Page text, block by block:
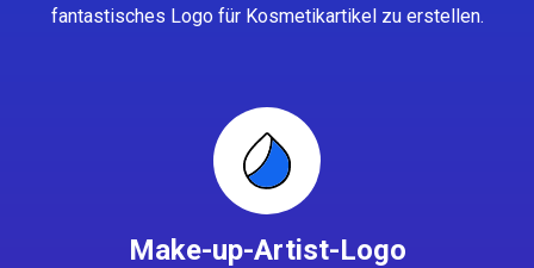
fantastisches Logo für Kosmetikartikel zu erstellen.
Make-up-Artist-Logo